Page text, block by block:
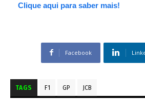
Clique aqui para saber mais!
Facebook
TAGS F1 GP JCB